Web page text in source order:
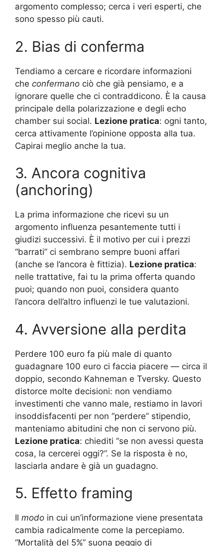
argomento complesso; cerca i veri esperti, che
sono spesso più cauti.
2. Bias di conferma
Tendiamo a cercare e ricordare informazioni
che confermano ciò che già pensiamo, e a
ignorare quelle che ci contraddicono. È la causa
principale della polarizzazione e degli echo
chamber sui social. Lezione pratica: ogni tanto,
cerca attivamente l’opinione opposta alla tua.
Capirai meglio anche la tua.
3. Ancora cognitiva
(anchoring)
La prima informazione che ricevi su un
argomento influenza pesantemente tutti i
giudizi successivi. È il motivo per cui i prezzi
“barrati” ci sembrano sempre buoni affari
(anche se l’ancora è fittizia). Lezione pratica:
nelle trattative, fai tu la prima offerta quando
puoi; quando non puoi, considera quanto
l’ancora dell’altro influenzi le tue valutazioni.
4. Avversione alla perdita
Perdere 100 euro fa più male di quanto
guadagnare 100 euro ci faccia piacere — circa il
doppio, secondo Kahneman e Tversky. Questo
distorce molte decisioni: non vendiamo
investimenti che vanno male, restiamo in lavori
insoddisfacenti per non “perdere” stipendio,
manteniamo abitudini che non ci servono più.
Lezione pratica: chiediti “se non avessi questa
cosa, la cercerei oggi?”. Se la risposta è no,
lasciarla andare è già un guadagno.
5. Effetto framing
Il modo in cui un’informazione viene presentata
cambia radicalmente come la percepiamo.
“Mortalità del 5%” suona peggio di